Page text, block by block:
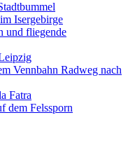
Isergebirge
und fliegende
Vennbahn Radweg nach
Fatra
dem Felssporn